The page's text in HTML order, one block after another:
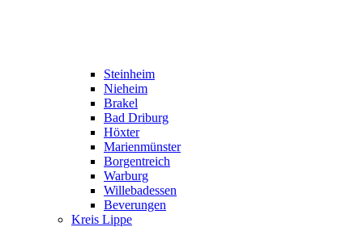
Steinheim
Nieheim
Brakel
Bad Driburg
Höxter
Marienmünster
Borgentreich
Warburg
Willebadessen
Beverungen
Kreis Lippe